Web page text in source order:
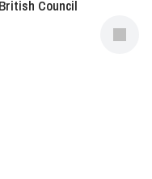
chỉ Council